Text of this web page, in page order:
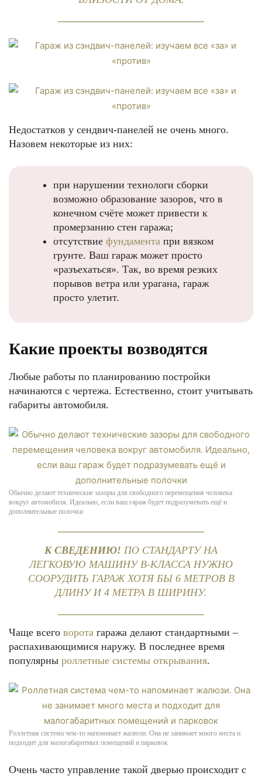
Недостатков у сендвич-панелей не очень много.
Назовем некоторые из них:
при нарушении технологи сборки
возможно образование зазоров, что в
конечном счёте может привести к
промерзанию стен гаража;
отсутствие фундамента при вязком
грунте. Ваш гараж может просто
«разъехаться». Так, во время резких
порывов ветра или урагана, гараж
просто улетит.
Какие проекты возводятся
Любые работы по планированию постройки
начинаются с чертежа. Естественно, стоит учитывать
габариты автомобиля.
Обычно делают технические зазоры для свободного перемещения человека
вокруг автомобиля. Идеально, если ваш гараж будет подразумевать ещё и
дополнительные полочки
К СВЕДЕНИЮ! ПО СТАНДАРТУ НА
ЛЕГКОВУЮ МАШИНУ В-КЛАССА НУЖНО
СООРУДИТЬ ГАРАЖ ХОТЯ БЫ 6 МЕТРОВ В
ДЛИНУ И 4 МЕТРА В ШИРИНУ.
Чаще всего ворота гаража делают стандартными –
распахивающимися наружу. В последнее время
популярны роллетные системы открывания.
Роллетная система чем-то напоминает жалюзи. Она не занимает много места и
подходит для малогабаритных помещений и парковок
Очень часто управление такой дверью происходит с